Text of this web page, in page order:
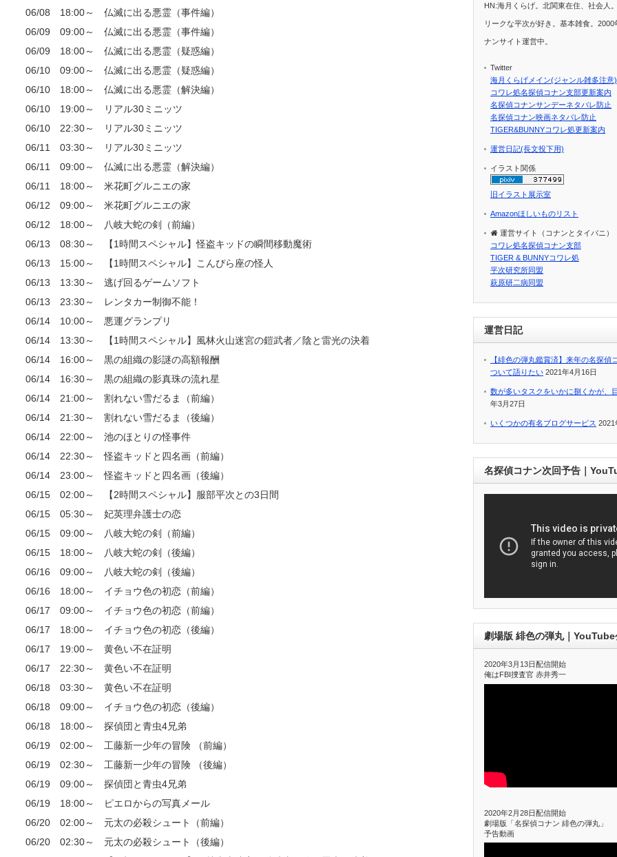
06/08 18:00～ 仏滅に出る悪霊（事件編）
06/09 09:00～ 仏滅に出る悪霊（事件編）
06/09 18:00～ 仏滅に出る悪霊（疑惑編）
06/10 09:00～ 仏滅に出る悪霊（疑惑編）
06/10 18:00～ 仏滅に出る悪霊（解決編）
06/10 19:00～ リアル30ミニッツ
06/10 22:30～ リアル30ミニッツ
06/11 03:30～ リアル30ミニッツ
06/11 09:00～ 仏滅に出る悪霊（解決編）
06/11 18:00～ 米花町グルニエの家
06/12 09:00～ 米花町グルニエの家
06/12 18:00～ 八岐大蛇の剣（前編）
06/13 08:30～ 【1時間スペシャル】怪盗キッドの瞬間移動魔術
06/13 15:00～ 【1時間スペシャル】こんぴら座の怪人
06/13 13:30～ 逃げ回るゲームソフト
06/13 23:30～ レンタカー制御不能！
06/14 10:00～ 悪運グランプリ
06/14 13:30～ 【1時間スペシャル】風林火山迷宮の鎧武者／陰と雷光の決着
06/14 16:00～ 黒の組織の影謎の高額報酬
06/14 16:30～ 黒の組織の影真珠の流れ星
06/14 21:00～ 割れない雪だるま（前編）
06/14 21:30～ 割れない雪だるま（後編）
06/14 22:00～ 池のほとりの怪事件
06/14 22:30～ 怪盗キッドと四名画（前編）
06/14 23:00～ 怪盗キッドと四名画（後編）
06/15 02:00～ 【2時間スペシャル】服部平次との3日間
06/15 05:30～ 妃英理弁護士の恋
06/15 09:00～ 八岐大蛇の剣（前編）
06/15 18:00～ 八岐大蛇の剣（後編）
06/16 09:00～ 八岐大蛇の剣（後編）
06/16 18:00～ イチョウ色の初恋（前編）
06/17 09:00～ イチョウ色の初恋（前編）
06/17 18:00～ イチョウ色の初恋（後編）
06/17 19:00～ 黄色い不在証明
06/17 22:30～ 黄色い不在証明
06/18 03:30～ 黄色い不在証明
06/18 09:00～ イチョウ色の初恋（後編）
06/18 18:00～ 探偵団と青虫4兄弟
06/19 02:00～ 工藤新一少年の冒険 （前編）
06/19 02:30～ 工藤新一少年の冒険 （後編）
06/19 09:00～ 探偵団と青虫4兄弟
06/19 18:00～ ピエロからの写真メール
06/20 02:00～ 元太の必殺シュート（前編）
06/20 02:30～ 元太の必殺シュート（後編）
HN:海月くらげ。北関東在住、社会人
リークな平次が好き。基本雑食。2000
ナンサイト運営中。
Twitter
海月くらげメイン(ジャンル雑多注意)
コワレ処名探偵コナン支部更新案内
名探偵コナンサンデーネタバレ防止
名探偵コナン映画ネタバレ防止
TIGER&BUNNYコワレ処更新案内
運営日記(長文投下用)
イラスト関係
旧イラスト展示室
Amazonほしいものリスト
運営サイト（コナンとタイバニ）
コワレ処名探偵コナン支部
TIGER & BUNNYコワレ処
平次研究所同盟
萩原研二病同盟
運営日記
【緋色の弾丸鑑賞済】来年の名探偵
ついて語りたい 2021年4月16日
数が多いタスクをいかに捌くかが、
年3月27日
いくつかの有名ブログサービス 2021
名探偵コナン次回予告｜
劇場版 緋色の弾丸｜YouTube
2020年3月13日配信開始
俺はFBI捜査官 赤井秀一
2020年2月28日配信開始
劇場版「名探偵コナン 緋色の弾丸」
予告動画